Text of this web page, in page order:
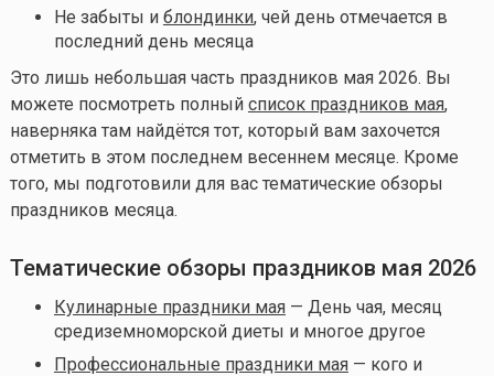
Не забыты и блондинки, чей день отмечается в
последний день месяца
Это лишь небольшая часть праздников мая 2026. Вы
можете посмотреть полный список праздников мая,
наверняка там найдётся тот, который вам захочется
отметить в этом последнем весеннем месяце. Кроме
того, мы подготовили для вас тематические обзоры
праздников месяца.
Тематические обзоры праздников мая 2026
Кулинарные праздники мая— День чая, месяц
средиземноморской диеты и многое другое
Профессиональные праздники мая— кого и